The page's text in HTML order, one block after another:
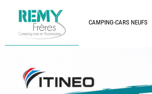
CAMPING-CARS NEUFS